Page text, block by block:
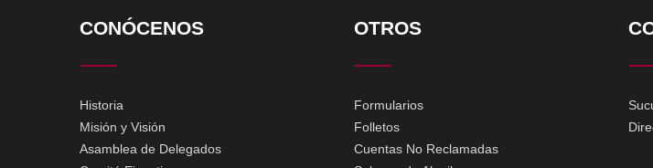
CONÓCENOS
Historia
Misión y Visión
Asamblea de Delegados
OTROS
Formularios
Folletos
Cuentas No Reclamadas